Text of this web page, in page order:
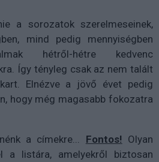
a sorozatok szerelmeseinek,
mind pedig mennyiségben
hétről-hétre kedvenc
Így tényleg csak az nem talált
Elnézve a jövő évet pedig
hogy még magasabb fokozatra
a címekre... Fontos! Olyan
a listára, amelyekről biztosan